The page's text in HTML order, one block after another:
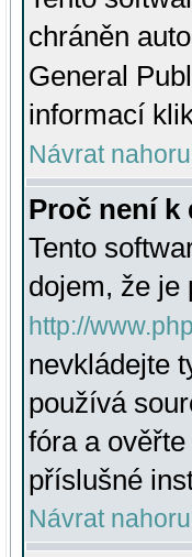
chráněn
General
informací
Návrat nahoru
Proč není k
Tento
dojem, že je
http://
nevkládejte
používá
fóra a
příslušné
Návrat nahoru